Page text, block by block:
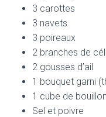
3 carottes
3 navets
3 poireaux
2 branches de
2 gousses d’ail
1 bouquet garni
1 cube de
Sel et poivre